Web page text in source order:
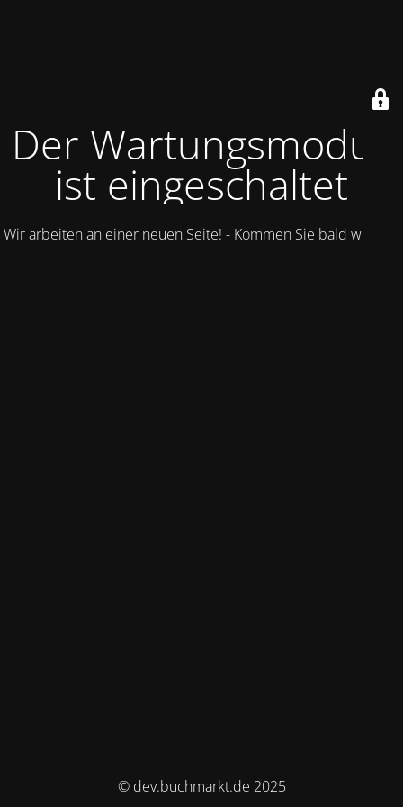
Der Wartungsmodus
ist eingeschaltet
Wir arbeiten an einer neuen Seite! - Kommen Sie bald wieder.
© dev.buchmarkt.de 2025